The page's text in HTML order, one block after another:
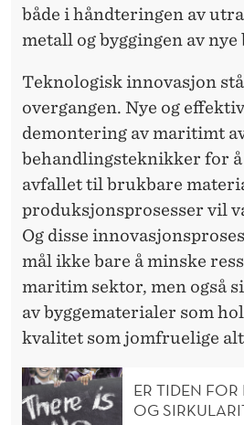
både i håndteringen av
metall og byggingen av nye
Teknologisk innovasjon
overgangen. Nye og
demontering av maritimt
behandlingsteknikker for
avfallet til brukbare
produksjonsprosesser vil
Og disse
mål ikke bare å minske
maritim sektor, men også
av byggematerialer som
kvalitet som jomfruelige
ER TIDEN
OG